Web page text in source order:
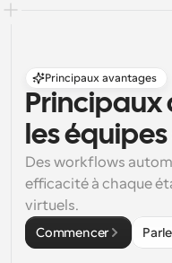
Principaux avantages
les
Des workflows
efficacité à chaque
virtuels.
Commencer